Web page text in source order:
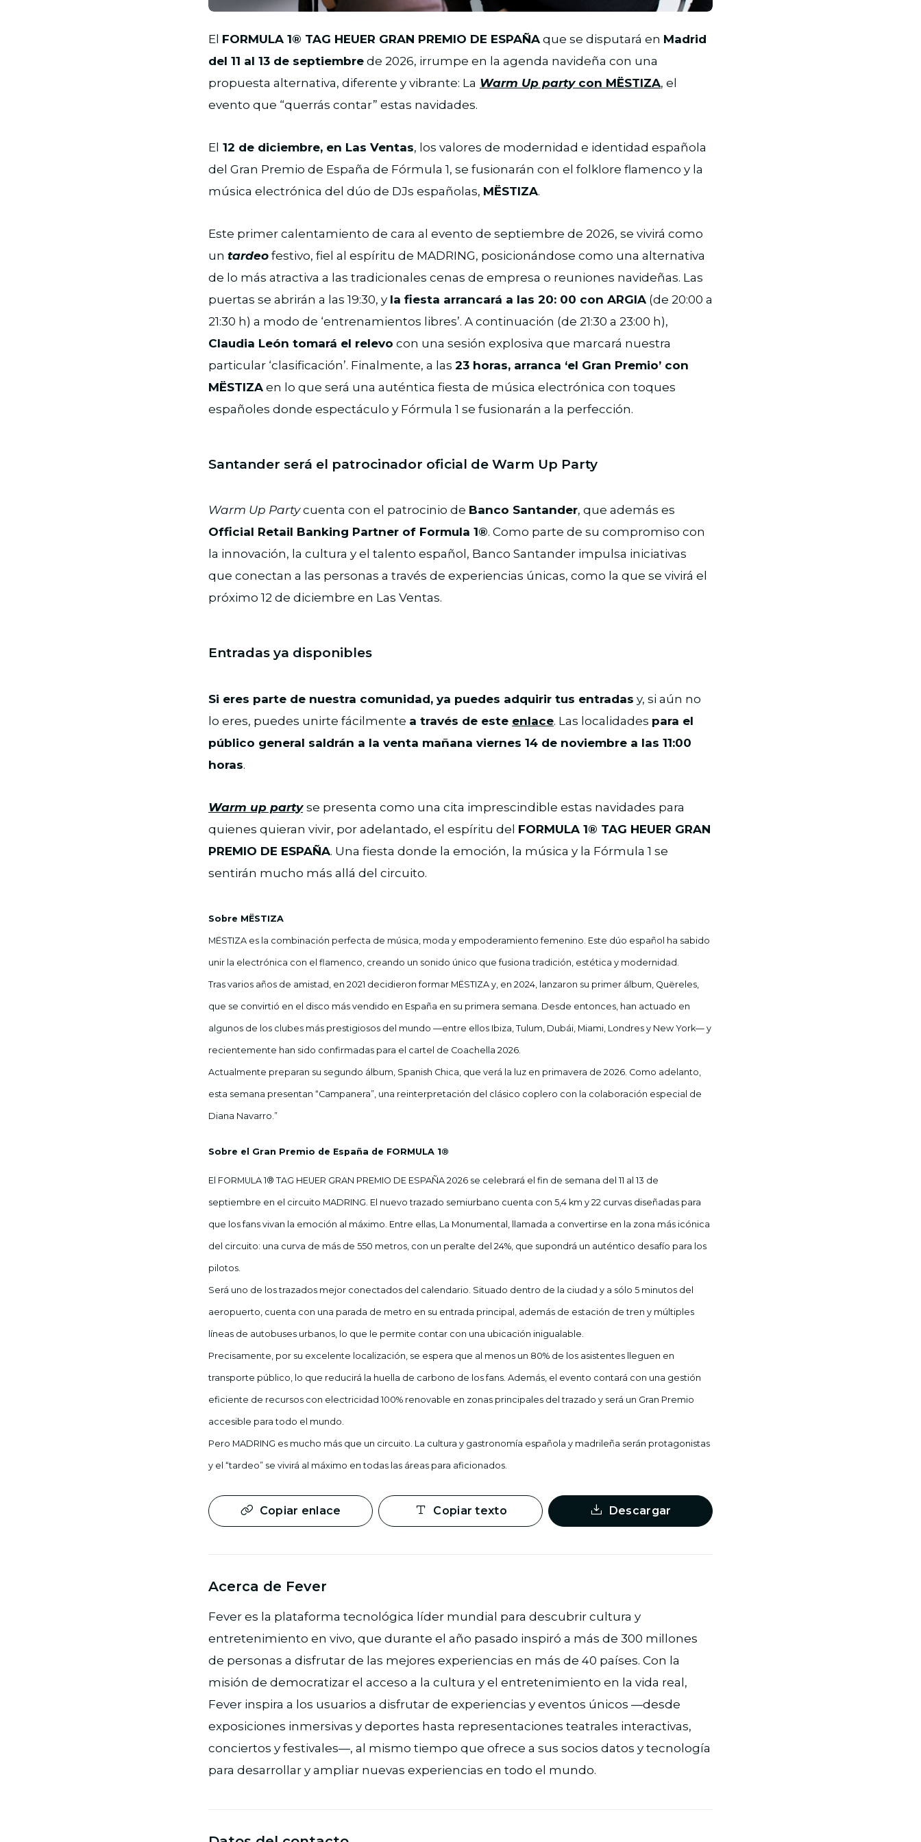
El FORMULA 1® TAG HEUER GRAN PREMIO DE ESPAÑA que se disputará en Madrid
del 11 al 13 de septiembre de 2026, irrumpe en la agenda navideña con una
propuesta alternativa, diferente y vibrante: La Warm Up partycon MËSTIZA, el
evento que “querrás contar” estas navidades.
El 12 de diciembre, en Las Ventas, los valores de modernidad e identidad española
del Gran Premio de España de Fórmula 1, se fusionarán con el folklore flamenco y la
música electrónica del dúo de DJs españolas, MËSTIZA.
Este primer calentamiento de cara al evento de septiembre de 2026, se vivirá como
un tardeo festivo, fiel al espíritu de MADRING, posicionándose como una alternativa
de lo más atractiva a las tradicionales cenas de empresa o reuniones navideñas. Las
puertas se abrirán a las 19:30, y la fiesta arrancará a las 20: 00 con ARGIA (de 20:00 a
21:30 h) a modo de ‘entrenamientos libres’. A continuación (de 21:30 a 23:00 h),
Claudia León tomará el relevo con una sesión explosiva que marcará nuestra
particular ‘clasificación’. Finalmente, a las 23 horas, arranca ‘el Gran Premio’ con
MËSTIZA en lo que será una auténtica fiesta de música electrónica con toques
españoles donde espectáculo y Fórmula 1 se fusionarán a la perfección.
Santander será el patrocinador oficial de Warm Up Party
Warm Up Partycuenta con el patrocinio de Banco Santander, que además es
Official Retail Banking Partner of Formula 1®. Como parte de su compromiso con
la innovación, la cultura y el talento español, Banco Santander impulsa iniciativas
que conectan a las personas a través de experiencias únicas, como la que se vivirá el
próximo 12 de diciembre en Las Ventas.
Entradas ya disponibles
Si eres parte de nuestra comunidad, ya puedes adquirir tus entradas y, si aún no
lo eres, puedes unirte fácilmente a través de este enlace. Las localidades para el
público general saldrán a la venta mañana viernes 14 de noviembre a las 11:00
horas.
Warm up party se presenta como una cita imprescindible estas navidades para
quienes quieran vivir, por adelantado, el espíritu del FORMULA 1® TAG HEUER GRAN
PREMIO DE ESPAÑA. Una fiesta donde la emoción, la música y la Fórmula 1 se
sentirán mucho más allá del circuito.
Sobre MËSTIZA
MËSTIZA es la combinación perfecta de música, moda y empoderamiento femenino. Este dúo español ha sabido
unir la electrónica con el flamenco, creando un sonido único que fusiona tradición, estética y modernidad.
Tras varios años de amistad, en 2021 decidieron formar MËSTIZA y, en 2024, lanzaron su primer álbum, Quëreles,
que se convirtió en el disco más vendido en España en su primera semana. Desde entonces, han actuado en
algunos de los clubes más prestigiosos del mundo —entre ellos Ibiza, Tulum, Dubái, Miami, Londres y New York— y
recientemente han sido confirmadas para el cartel de Coachella 2026.
Actualmente preparan su segundo álbum, Spanish Chica, que verá la luz en primavera de 2026. Como adelanto,
esta semana presentan “Campanera”, una reinterpretación del clásico coplero con la colaboración especial de
Diana Navarro.”
Sobre el Gran Premio de España de FORMULA 1®
El FORMULA 1® TAG HEUER GRAN PREMIO DE ESPAÑA 2026 se celebrará el fin de semana del 11 al 13 de
septiembre en el circuito MADRING. El nuevo trazado semiurbano cuenta con 5,4 km y 22 curvas diseñadas para
que los fans vivan la emoción al máximo. Entre ellas, La Monumental, llamada a convertirse en la zona más icónica
del circuito: una curva de más de 550 metros, con un peralte del 24%, que supondrá un auténtico desafío para los
pilotos.
Será uno de los trazados mejor conectados del calendario. Situado dentro de la ciudad y a sólo 5 minutos del
aeropuerto, cuenta con una parada de metro en su entrada principal, además de estación de tren y múltiples
líneas de autobuses urbanos, lo que le permite contar con una ubicación inigualable.
Precisamente, por su excelente localización, se espera que al menos un 80% de los asistentes lleguen en
transporte público, lo que reducirá la huella de carbono de los fans. Además, el evento contará con una gestión
eficiente de recursos con electricidad 100% renovable en zonas principales del trazado y será un Gran Premio
accesible para todo el mundo.
Pero MADRING es mucho más que un circuito. La cultura y gastronomía española y madrileña serán protagonistas
y el “tardeo” se vivirá al máximo en todas las áreas para aficionados.
Copiar enlace Copiar texto Descargar
Acerca de Fever
Fever es la plataforma tecnológica líder mundial para descubrir cultura y
entretenimiento en vivo, que durante el año pasado inspiró a más de 300 millones
de personas a disfrutar de las mejores experiencias en más de 40 países. Con la
misión de democratizar el acceso a la cultura y el entretenimiento en la vida real,
Fever inspira a los usuarios a disfrutar de experiencias y eventos únicos —desde
exposiciones inmersivas y deportes hasta representaciones teatrales interactivas,
conciertos y festivales—, al mismo tiempo que ofrece a sus socios datos y tecnología
para desarrollar y ampliar nuevas experiencias en todo el mundo.